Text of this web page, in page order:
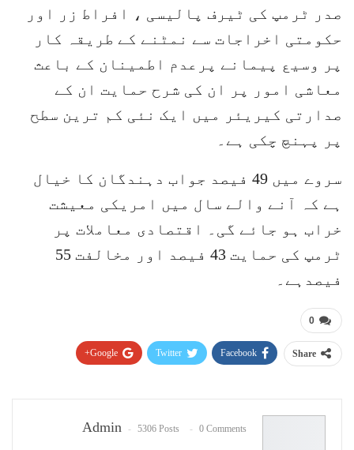
صدر ٹرمپ کی ٹیرف پالیسی ، افراط زر اور
حکومتی اخراجات سے نمٹنے کے طریقہ کار
پر وسیع پیمانے پرعدم اطمینان کے باعث
معاشی امور پر ان کی شرح حمایت ان کے
صدارتی کیریئر میں ایک نئی کم ترین سطح
پر پہنچ چکی ہے۔
سروے میں 49 فیصد جواب دہندگان کا خیال
ہے کہ آنے والے سال میں امریکی معیشت
خراب ہو جائے گی۔ اقتصادی معاملات پر
ٹرمپ کی حمایت 43 فیصد اور مخالفت 55
فیصدہے۔
0
Share
Facebook
Twitter
Google+
Admin 5306 Posts 0 Comments